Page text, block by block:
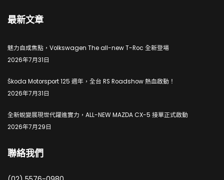
最新文章
魅力自成焦點，Volkswagen The all-new T-Roc 全新登場
2026年7月31日
Škoda Motorsport 125 週年，全台 RS Roadshow 熱血啟動！
2026年7月31日
全新蛻變展現世代躍進實力，ALL-NEW MAZDA CX-5 接單正式啟動
2026年7月29日
聯絡我們